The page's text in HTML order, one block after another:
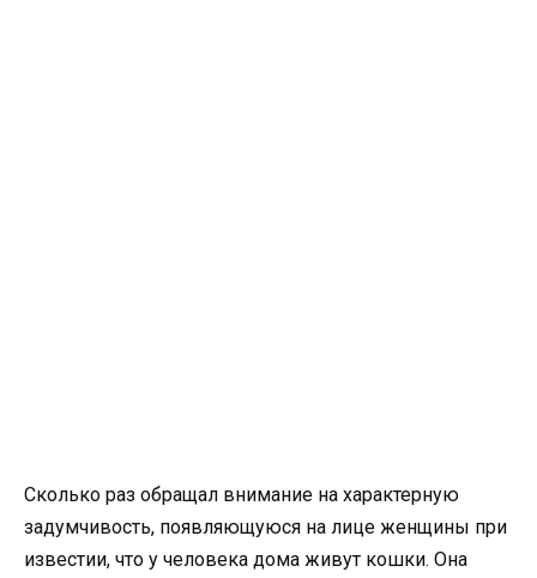
Сколько раз обращал внимание на характерную
задумчивость, появляющуюся на лице женщины при
известии, что у человека дома живут кошки. Она